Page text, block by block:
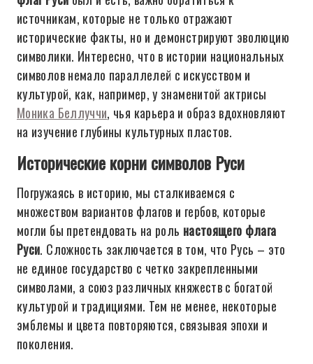
источникам, которые не только отражают
исторические факты, но и демонстрируют эволюцию
символики. Интересно, что в истории национальных
символов немало параллелей с искусством и
культурой, как, например, у знаменитой актрисы
Моника Беллуччи, чья карьера и образ вдохновляют
на изучение глубины культурных пластов.
Исторические корни символов Руси
Погружаясь в историю, мы сталкиваемся с
множеством вариантов флагов и гербов, которые
могли бы претендовать на роль настоящего флага
Руси. Сложность заключается в том, что Русь – это
не единое государство с четко закрепленными
символами, а союз различных княжеств с богатой
культурой и традициями. Тем не менее, некоторые
эмблемы и цвета повторяются, связывая эпохи и
поколения.